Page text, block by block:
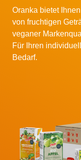
Oranka bietet
von fruchtigen
veganer
Für Ihren
Bedarf.